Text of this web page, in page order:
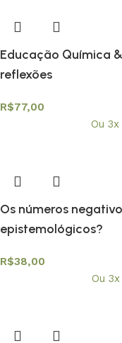
Educação Química
reflexões
R$77,00
Ou 3x
Os números
epistemológicos?
R$38,00
Ou